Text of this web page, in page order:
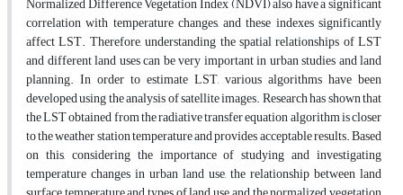
correlation with temperature changes, and these indexes significantly
affect LST. Therefore, understanding the spatial relationships of LST
and different land uses can be very important in urban studies and land
planning. In order to estimate LST, various algorithms have been
developed using the analysis of satellite images. Research has shown that
the LST obtained from the radiative transfer equation algorithm is closer
to the weather station temperature and provides acceptable results. Based
on this, considering the importance of studying and investigating
temperature changes in urban land use, the relationship between land